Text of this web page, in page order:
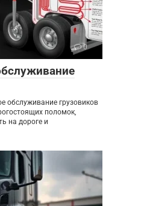
0
обслуживание грузовиков
поломок,
на дороге и